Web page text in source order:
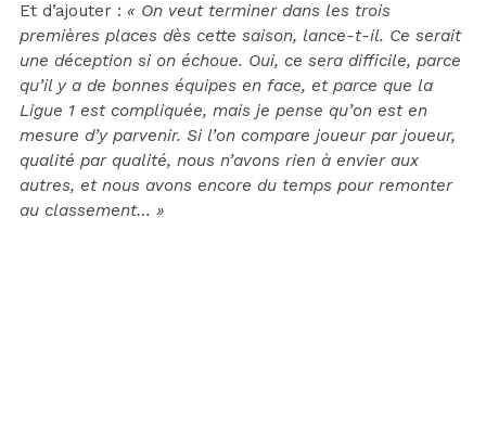
Et d’ajouter : « On veut terminer dans les trois
premières places dès cette saison, lance-t-il. Ce serait
une déception si on échoue. Oui, ce sera difficile, parce
qu’il y a de bonnes équipes en face, et parce que la
Ligue 1 est compliquée, mais je pense qu’on est en
mesure d’y parvenir. Si l’on compare joueur par joueur,
qualité par qualité, nous n’avons rien à envier aux
autres, et nous avons encore du temps pour remonter
au classement… »